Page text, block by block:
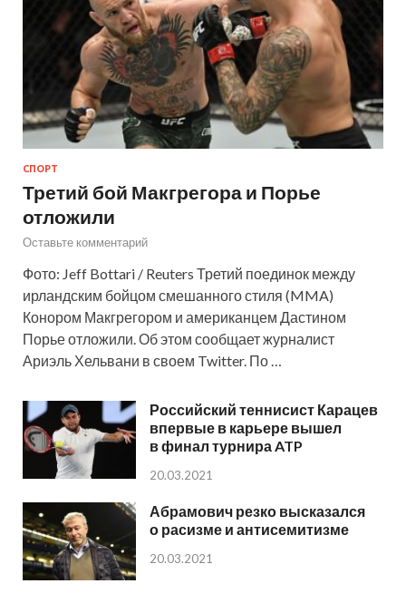
СПОРТ
Третий бой Макгрегора и Порье
отложили
Оставьте комментарий
Фото: Jeff Bottari / Reuters Третий поединок между
ирландским бойцом смешанного стиля (MMA)
Конором Макгрегором и американцем Дастином
Порье отложили. Об этом сообщает журналист
Ариэль Хельвани в своем Twitter. По …
Российский теннисист Карацев
впервые в карьере вышел
в финал турнира ATP
20.03.2021
Абрамович резко высказался
о расизме и антисемитизме
20.03.2021